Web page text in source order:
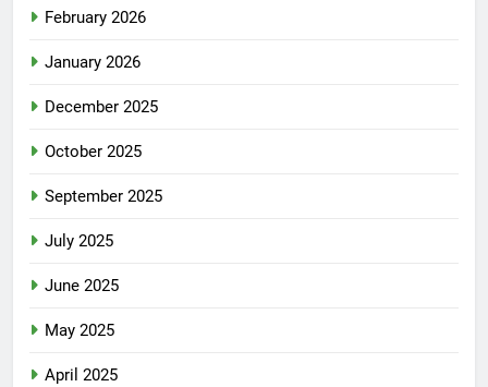
February 2026
January 2026
December 2025
October 2025
September 2025
July 2025
June 2025
May 2025
April 2025